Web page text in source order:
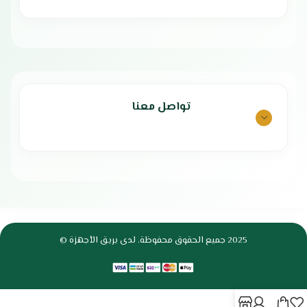
تواصل معنا
2025 جميع الحقوق محفوظة. لدى بريق الأجهزة ©